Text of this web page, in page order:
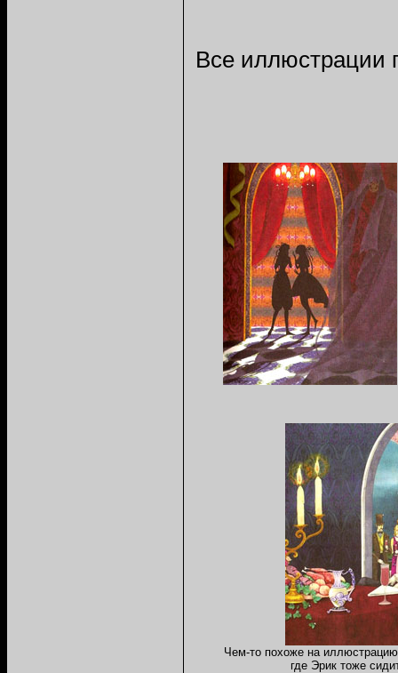
Все иллюстрации
Чем-то похоже на
где Эрик тоже